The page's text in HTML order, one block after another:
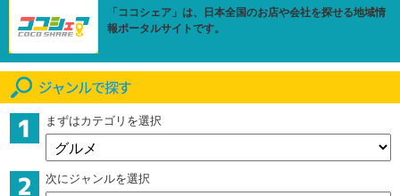
「ココシェア」は、日本全国のお店や会社を探せる地域情
報ポータルサイトです。
まずはカテゴリを選択
次にジャンルを選択